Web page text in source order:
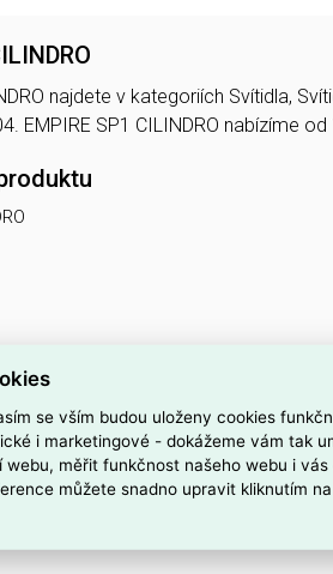
najdete v kategoriích Svítidla,
EMPIRE SP1 CILINDRO nabízíme
se vším budou uloženy cookies
i marketingové - dokážeme vám tak
webu, měřit funkčnost našeho webu i vás
můžete snadno upravit kliknutím